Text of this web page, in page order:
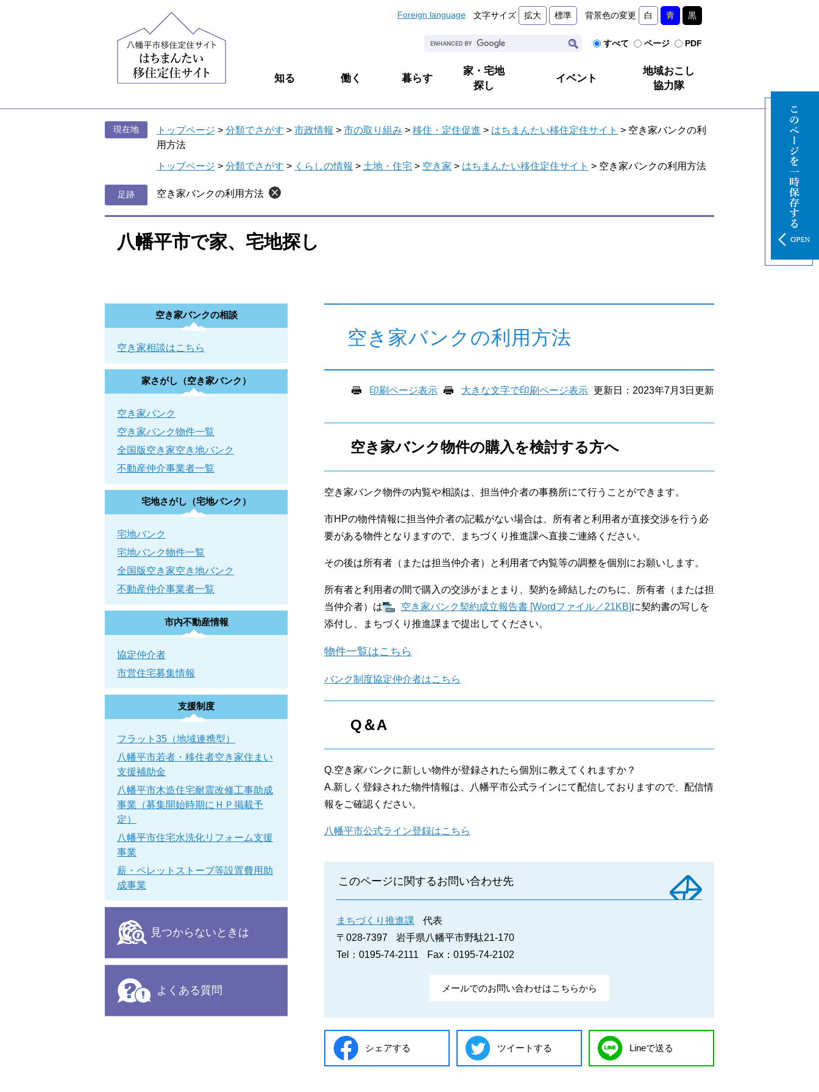
す
し
Foreign language 文字サイズ 拡大 標準 背景色の変更 白 青 黒
G
g
e
ス
ム
すべて ページ PDF
知る 働く 暮らす
家・宅地
探し
イベント
地域おこし
協力隊
現在地 トップページ > 分類でさがす > 市政情報 > 市の取り組み > 移住・定住促進 > はちまんたい移住定住サイト > 空き家バンクの利
用方法
トップページ > 分類でさがす > くらしの情報 > 土地・住宅 > 空き家 > はちまんたい移住定住サイト > 空き家バンクの利用方法
空き家バンクの利用方法
八幡平市で家、宅地探し
空き家バンクの利用方法
印刷ページ表示 大きな文字で印刷ページ表示 更新日：2023年7月3日更新
空き家バンク物件の購入を検討する方へ
空き家バンク物件の内覧や相談は、担当仲介者の事務所にて行うことができます。
市HPの物件情報に担当仲介者の記載がない場合は、所有者と利用者が直接交渉を行う必
要がある物件となりますので、まちづくり推進課へ直接ご連絡ください。
その後は所有者（または担当仲介者）と利用者で内覧等の調整を個別にお願いします。
所有者と利用者の間で購入の交渉がまとまり、契約を締結したのちに、所有者（または担
当仲介者）は
空き家バンク契約成立報告書 [Wordファイル／21KB]に契約書の写しを
添付し、まちづくり推進課まで提出してください。
物件一覧はこちら
バンク制度協定仲介者はこちら
Q＆A
Q.空き家バンクに新しい物件が登録されたら個別に教えてくれますか？
A.新しく登録された物件情報は、八幡平市公式ラインにて配信しておりますので、配信情
報をご確認ください。
八幡平市公式ライン登録はこちら
このページに関するお問い合わせ先
まちづくり推進課
代表
〒028-7397
岩手県八幡平市野駄21-170
Tel：0195-74-2111
Fax：0195-74-2102
メールでのお問い合わせはこちらから
シェアする ツイートする Lineで送る
空き家バンクの相談
空き家相談はこちら
家さがし（空き家バンク）
空き家バンク
空き家バンク物件一覧
全国版空き家空き地バンク
不動産仲介事業者一覧
宅地さがし（宅地バンク）
宅地バンク
宅地バンク物件一覧
全国版空き家空き地バンク
不動産仲介事業者一覧
市内不動産情報
協定仲介者
市営住宅募集情報
支援制度
フラット35（地域連携型）
八幡平市若者・移住者空き家住まい
支援補助金
八幡平市木造住宅耐震改修工事助成
事業（募集開始時期にＨＰ掲載予
定）
八幡平市住宅水洗化リフォーム支援
事業
薪・ペレットストーブ等設置費用助
成事業
見つからないときは
よくある質問